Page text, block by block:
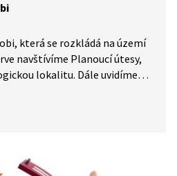
která se rozkládá na území
navštívíme Planoucí útesy,
lokalitu. Dále uvidíme
oblasti Baga Gazriin Chuluu.